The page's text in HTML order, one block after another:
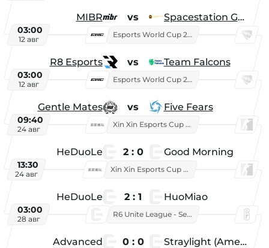
MIBR vs Spacestation Gaming
03:00
12 авг
Esports World Cup 2026
R8 Esports vs Team Falcons
03:00
12 авг
Esports World Cup 2026
Gentle Mates vs Five Fears
09:40
24 авг
Xin Xin Esports Cup 2025
HeDuoLe 2 : 0 Good Morning
13:30
24 авг
Xin Xin Esports Cup 2026
HeDuoLe 2 : 1 HuoMiao
03:00
28 авг
R6 Unite League - Season 1
Advanced 0 : 0 Straylight (American team)